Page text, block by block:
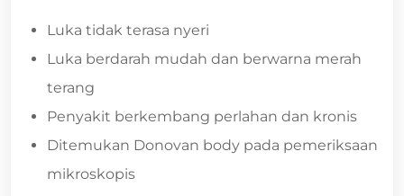
Luka tidak terasa nyeri
Luka berdarah mudah dan berwarna merah
terang
Penyakit berkembang perlahan dan kronis
Ditemukan Donovan body pada pemeriksaan
mikroskopis